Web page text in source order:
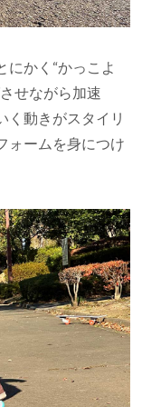
にかく“かっこよ
せながら加速
く動きがスタイリ
ォームを身につけ